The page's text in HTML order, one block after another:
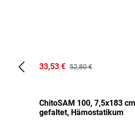
33,53 € 52,80 €
ChitoSAM 100, 7,5x183
gefaltet, Hämostatikum